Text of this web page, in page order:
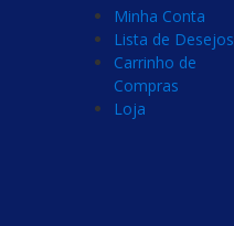
Minha Conta
Lista de Desejos
Carrinho de
Compras
Loja